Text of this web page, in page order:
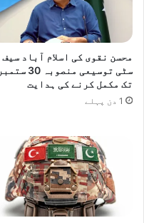
محسن نقوی کی اسلام آباد سیف
سٹی توسیعی منصوبہ 30 ستمبر
تک مکمل کرنے کی ہدایت
1 دن پہلے